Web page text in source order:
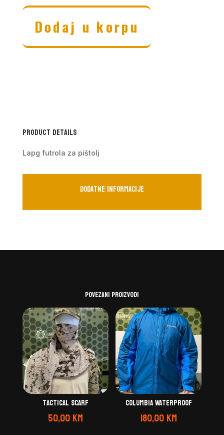
Dodaj u korpu
Product Details
Lapg futrola za pištolj
Dodatne informacije
Povezani proizvodi
Tactical scarf
50,00KM
Columbia Waterproof
180,00KM